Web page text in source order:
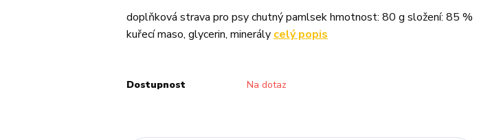
doplňková strava pro psy chutný pamlsek hmotnost: 80 g složení: 85 %
kuřecí maso, glycerin, minerály celý popis
Dostupnost Na dotaz